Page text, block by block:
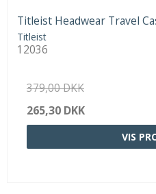
Titleist Headwear Travel
Titleist
12036
379,00 DKK
265,30 DKK
VIS